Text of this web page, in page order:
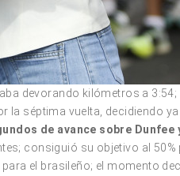
devorando kilómetros a
la séptima vuelta, decidiendo
de avance sobre Dunfee
consiguió su objetivo al
el brasileño; el momento